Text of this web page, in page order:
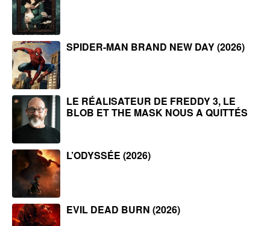
SPIDER-MAN BRAND NEW DAY (2026)
LE RÉALISATEUR DE FREDDY 3, LE
BLOB ET THE MASK NOUS A QUITTÉS
L’ODYSSÉE (2026)
EVIL DEAD BURN (2026)